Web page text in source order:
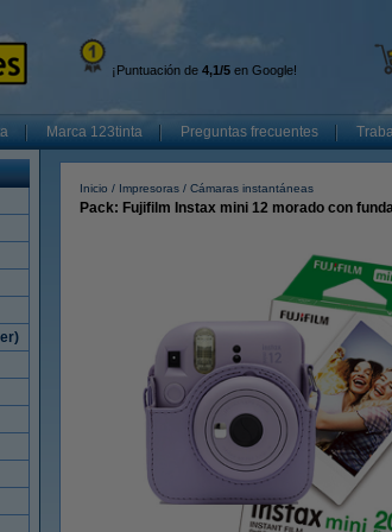
¡Puntuación de 4,1/5 en Google!
Marca 123tinta Preguntas frecuentes
Inicio Impresoras Cámaras instantáneas
Pack: Fujifilm Instax mini 12 morado con